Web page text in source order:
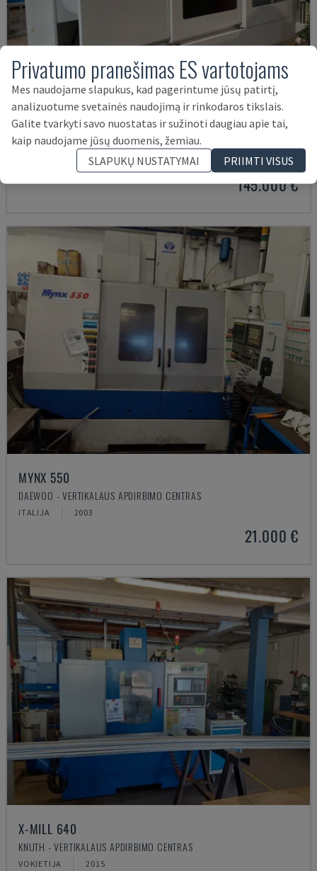
U5-1530
SPINNER - VERTIKALAUS APDIRBIMO CENTRAS
2021 6.000 VAL.
145.000 €
MYNX 550
DAEWOO - VERTIKALAUS APDIRBIMO CENTRAS
ITALIJA 2003
21.000 €
X-MILL 640
KNUTH - VERTIKALAUS APDIRBIMO CENTRAS
VOKIETIJA 2015
Privatumo pranešimas ES vartotojams
Mes naudojame slapukus, kad pagerintume jūsų patirtį,
analizuotume svetainės naudojimą ir rinkodaros tikslais.
Galite tvarkyti savo nuostatas ir sužinoti daugiau apie tai,
kaip naudojame jūsų duomenis, žemiau.
SLAPUKŲ NUSTATYMAI
PRIIMTI VISUS